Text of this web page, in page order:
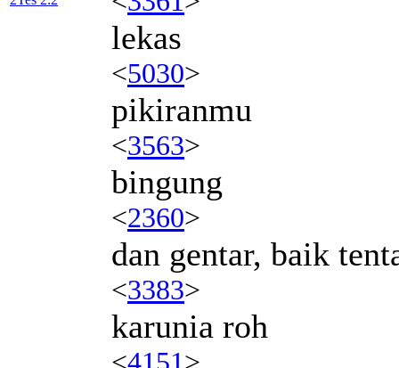
lekas
<5030>
pikiranmu
<3563>
bingung
<2360>
dan gentar, baik
<3383>
karunia roh